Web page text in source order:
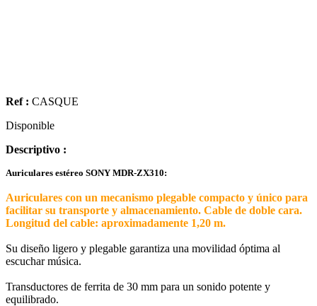
Ref : CASQUE
Disponible
Descriptivo :
Auriculares estéreo SONY MDR-ZX310:
Auriculares con un mecanismo plegable compacto y único para
facilitar su transporte y almacenamiento. Cable de doble cara.
Longitud del cable: aproximadamente 1,20 m.
Su diseño ligero y plegable garantiza una movilidad óptima al
escuchar música.
Transductores de ferrita de 30 mm para un sonido potente y
equilibrado.